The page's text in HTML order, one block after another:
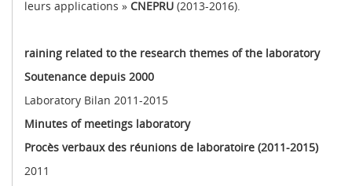
leurs applications » CNEPRU (2013-2016).
raining related to the research themes of the laboratory
Soutenance depuis 2000
Laboratory Bilan 2011-2015
Minutes of meetings laboratory
Procès verbaux des réunions de laboratoire (2011-2015)
2011